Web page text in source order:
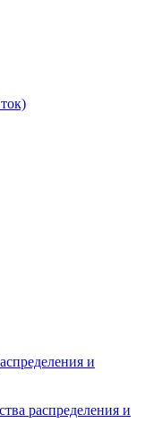
и
распределения и